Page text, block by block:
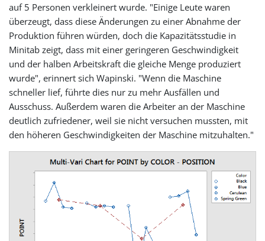
auf 5 Personen verkleinert wurde. "Einige Leute waren
überzeugt, dass diese Änderungen zu einer Abnahme der
Produktion führen würden, doch die Kapazitätsstudie in
Minitab zeigt, dass mit einer geringeren Geschwindigkeit
und der halben Arbeitskraft die gleiche Menge produziert
wurde", erinnert sich Wapinski. "Wenn die Maschine
schneller lief, führte dies nur zu mehr Ausfällen und
Ausschuss. Außerdem waren die Arbeiter an der Maschine
deutlich zufriedener, weil sie nicht versuchen mussten, mit
den höheren Geschwindigkeiten der Maschine mitzuhalten."